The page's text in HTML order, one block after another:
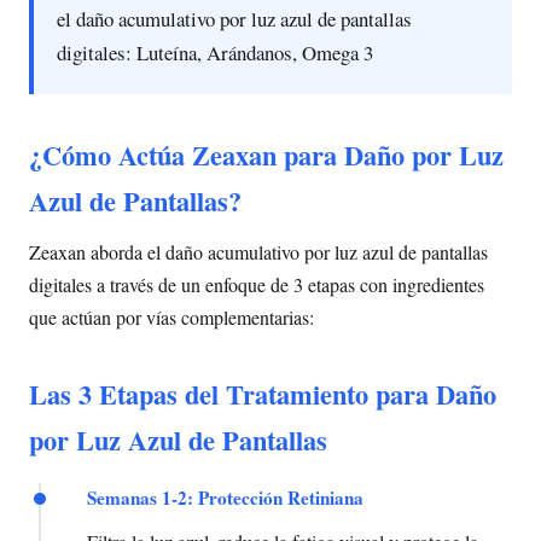
el daño acumulativo por luz azul de pantallas
digitales: Luteína, Arándanos, Omega 3
¿Cómo Actúa Zeaxan para Daño por Luz
Azul de Pantallas?
Zeaxan aborda el daño acumulativo por luz azul de pantallas
digitales a través de un enfoque de 3 etapas con ingredientes
que actúan por vías complementarias:
Las 3 Etapas del Tratamiento para Daño
por Luz Azul de Pantallas
Semanas 1-2: Protección Retiniana